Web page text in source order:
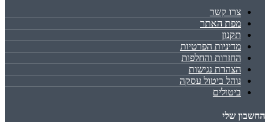
צרו קשר
מפת האתר
תקנון
מדיניות הפרטיות
החזרות והחלפות
הצהרת נגישות
נוהל ביטול עסקה
ביטולים
החשבון שלי